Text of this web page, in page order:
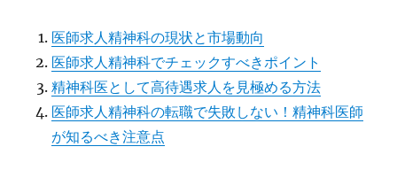
医師求人精神科の現状と市場動向
医師求人精神科でチェックすべきポイント
精神科医として高待遇求人を見極める方法
医師求人精神科の転職で失敗しない！精神科医師
が知るべき注意点